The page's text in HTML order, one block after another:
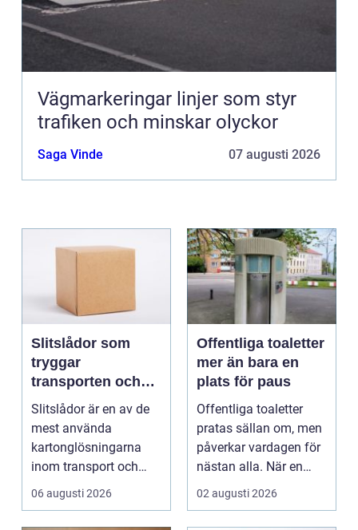
Vägmarkeringar linjer som styr
trafiken och minskar olyckor
Saga Vinde 07 augusti 2026
Slitslådor som
tryggar
transporten och
stärker varumärket
Slitslådor är en av de
mest använda
kartonglösningarna
inom transport och
logis...
06 augusti 2026
Offentliga toaletter
mer än bara en
plats för paus
Offentliga toaletter
pratas sällan om, men
påverkar vardagen för
nästan alla. När en
stad, park elle...
02 augusti 2026